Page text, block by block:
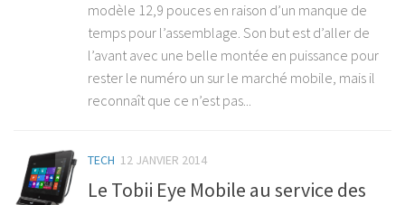
modèle 12,9 pouces en raison d’un manque de
temps pour l’assemblage. Son but est d’aller de
l’avant avec une belle montée en puissance pour
rester le numéro un sur le marché mobile, mais il
reconnaît que ce n’est pas...
TECH 12 JANVIER 2014
Le Tobii Eye Mobile au service des